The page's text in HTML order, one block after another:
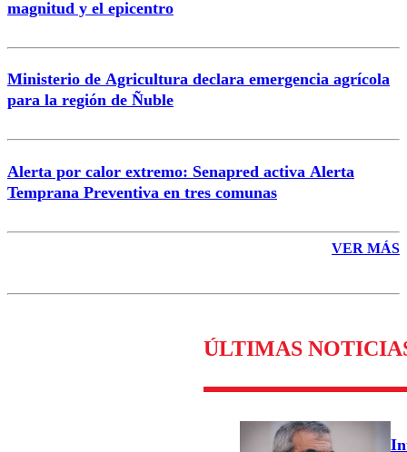
magnitud y el epicentro
Ministerio de Agricultura declara emergencia agrícola
para la región de Ñuble
Alerta por calor extremo: Senapred activa Alerta
Temprana Preventiva en tres comunas
VER MÁS
ÚLTIMAS